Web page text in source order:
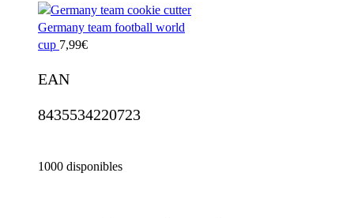
Germany team football world
cup 7,99€
EAN
8435534220723
1000 disponibles